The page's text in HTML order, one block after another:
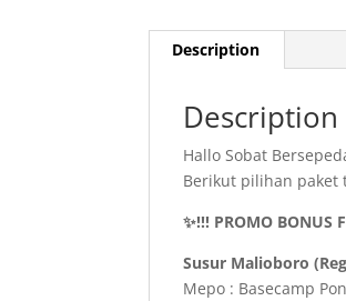
Description
Description
Hallo Sobat
Berikut pilihan paket
✨!!! PROMO BONUS
Susur Malioboro
Mepo : Basecamp